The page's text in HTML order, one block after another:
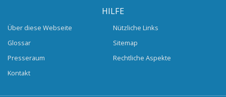
HILFE
Über diese Webseite
Glossar
Presseraum
Kontakt
Nützliche Links
Sitemap
Rechtliche Aspekte